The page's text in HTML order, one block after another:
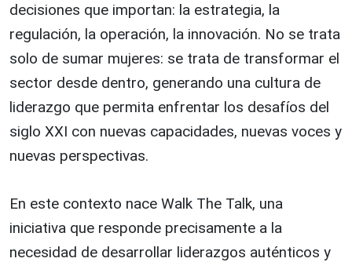
decisiones que importan: la estrategia, la
regulación, la operación, la innovación. No se trata
solo de sumar mujeres: se trata de transformar el
sector desde dentro, generando una cultura de
liderazgo que permita enfrentar los desafíos del
siglo XXI con nuevas capacidades, nuevas voces y
nuevas perspectivas.
En este contexto nace Walk The Talk, una
iniciativa que responde precisamente a la
necesidad de desarrollar liderazgos auténticos y